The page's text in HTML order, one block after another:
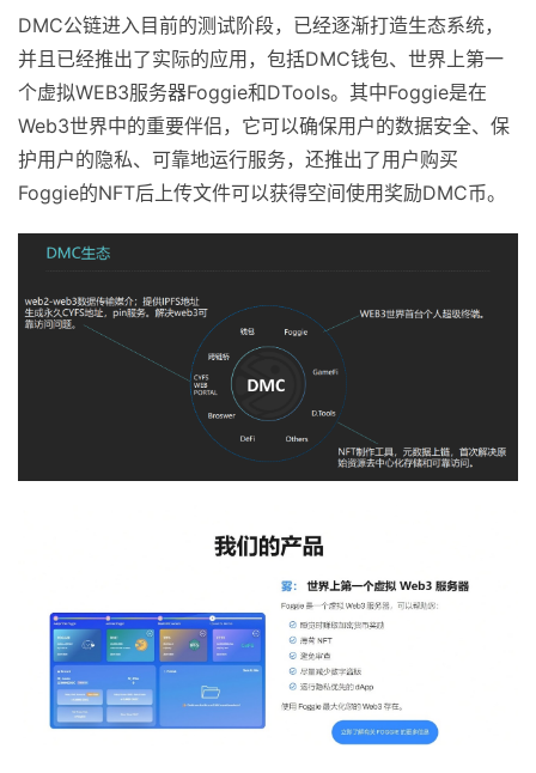
DMC公链进入目前的测试阶段，已经逐渐打造生态系统，
并且已经推出了实际的应用，包括DMC钱包、世界上第一
个虚拟WEB3服务器Foggie和DTools。其中Foggie是在
Web3世界中的重要伴侣，它可以确保用户的数据安全、保
护用户的隐私、可靠地运行服务，还推出了用户购买
Foggie的NFT后上传文件可以获得空间使用奖励DMC币。